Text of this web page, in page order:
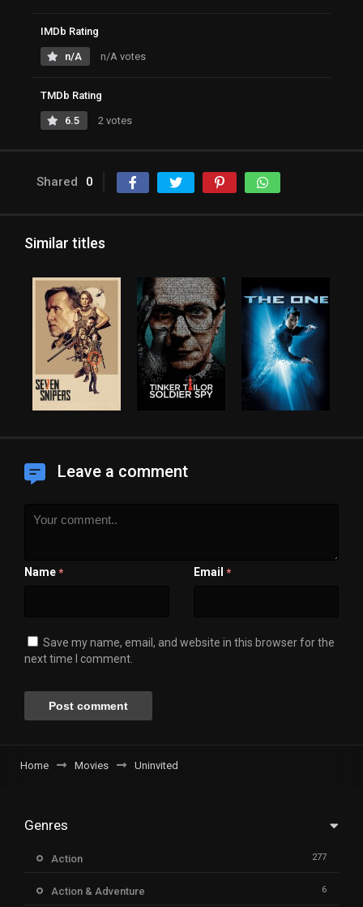
IMDb Rating
n/A n/A votes
TMDb Rating
6.5 2 votes
Shared 0
Similar titles
Leave a comment
Name * Email *
Save my name, email, and website in this browser for the
next time I comment.
Home Movies Uninvited
Genres
Action 277
Action & Adventure 6